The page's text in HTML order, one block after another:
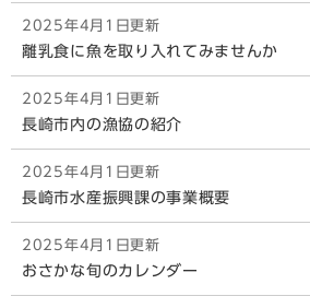
2025年4月1日更新
離乳食に魚を取り入れてみませんか
2025年4月1日更新
長崎市内の漁協の紹介
2025年4月1日更新
長崎市水産振興課の事業概要
2025年4月1日更新
おさかな旬のカレンダー